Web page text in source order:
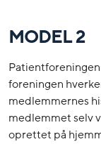
MODEL 2
foreningen
medlemmernes
medlemmet selv
oprettet på